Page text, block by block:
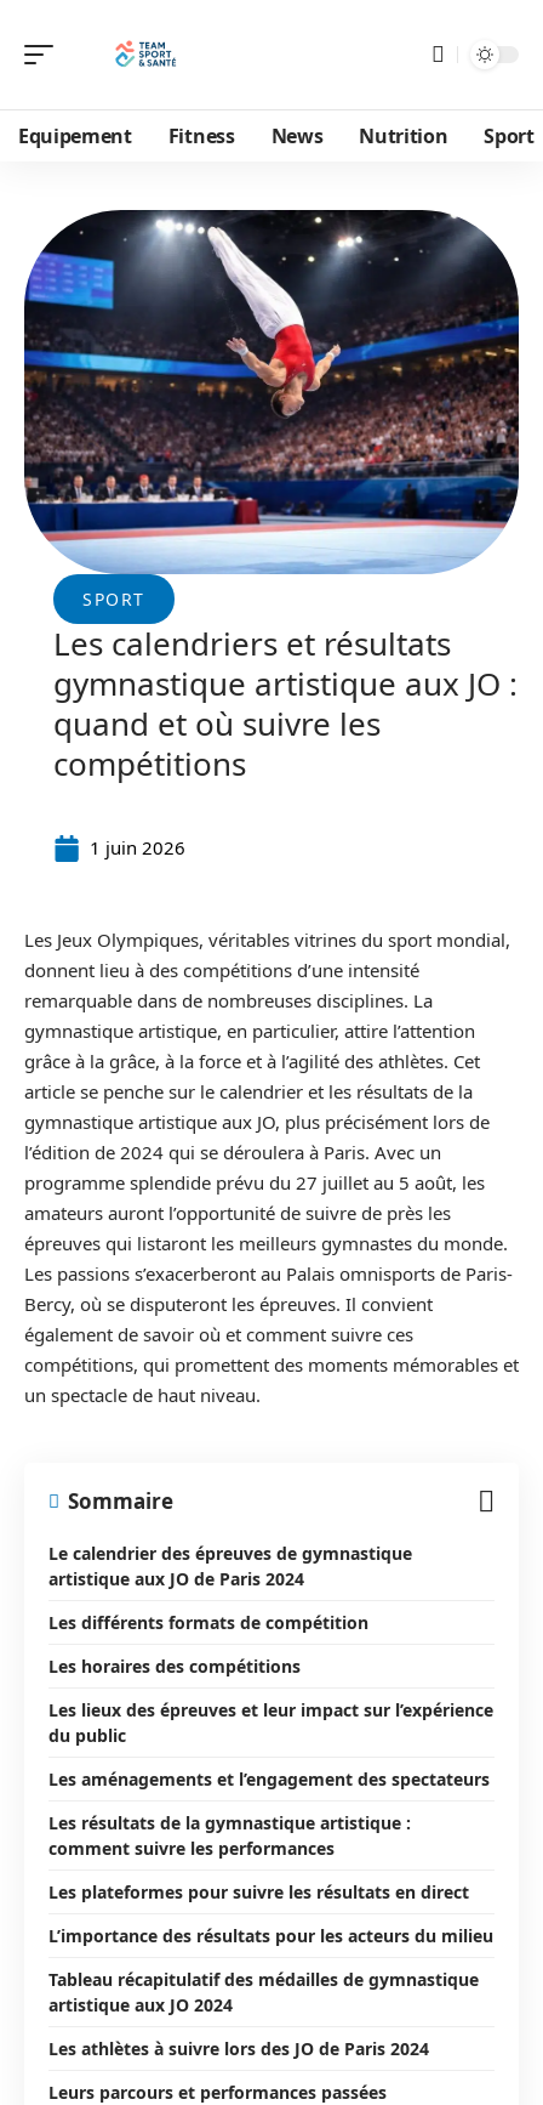
Equipement Fitness News Nutrition Sport
SPORT
Les calendriers et résultats
gymnastique artistique aux JO :
quand et où suivre les
compétitions
1 juin 2026
Les Jeux Olympiques, véritables vitrines du sport mondial,
donnent lieu à des compétitions d’une intensité
remarquable dans de nombreuses disciplines. La
gymnastique artistique, en particulier, attire l’attention
grâce à la grâce, à la force et à l’agilité des athlètes. Cet
article se penche sur le calendrier et les résultats de la
gymnastique artistique aux JO, plus précisément lors de
l’édition de 2024 qui se déroulera à Paris. Avec un
programme splendide prévu du 27 juillet au 5 août, les
amateurs auront l’opportunité de suivre de près les
épreuves qui listaront les meilleurs gymnastes du monde.
Les passions s’exacerberont au Palais omnisports de Paris-
Bercy, où se disputeront les épreuves. Il convient
également de savoir où et comment suivre ces
compétitions, qui promettent des moments mémorables et
un spectacle de haut niveau.
Sommaire
Le calendrier des épreuves de gymnastique
artistique aux JO de Paris 2024
Les différents formats de compétition
Les horaires des compétitions
Les lieux des épreuves et leur impact sur l’expérience
du public
Les aménagements et l’engagement des spectateurs
Les résultats de la gymnastique artistique :
comment suivre les performances
Les plateformes pour suivre les résultats en direct
L’importance des résultats pour les acteurs du milieu
Tableau récapitulatif des médailles de gymnastique
artistique aux JO 2024
Les athlètes à suivre lors des JO de Paris 2024
Leurs parcours et performances passées